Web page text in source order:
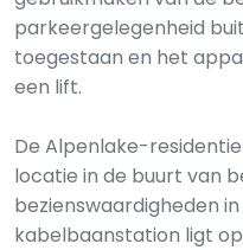
parkeergelegenheid
toegestaan en het
een lift.
De Alpenlake-
locatie in de buurt van
bezienswaardigheden
kabelbaanstation ligt